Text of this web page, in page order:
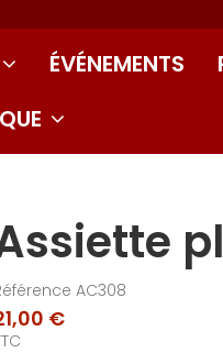
ÉVÉNEMENTS
AC308
€